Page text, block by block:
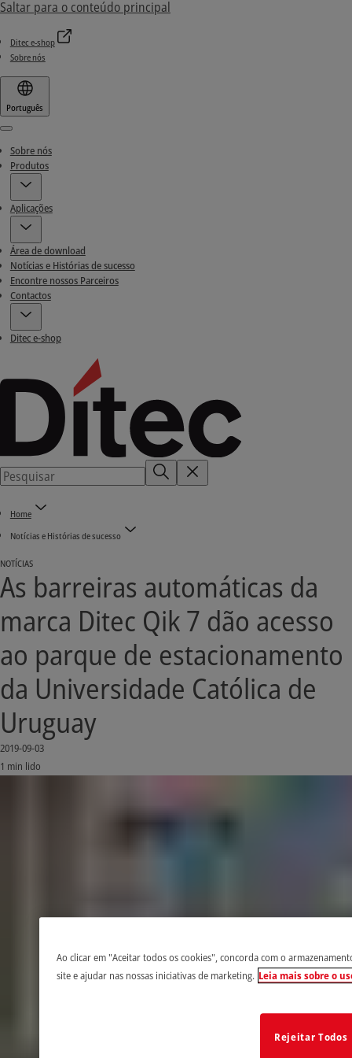
Saltar para o conteúdo principal
Ditec e-shop
Sobre nós
Português
Menu
Sobre nós
Produtos
Aplicações
Área de download
Notícias e Histórias de sucesso
Encontre nossos Parceiros
Contactos
Ditec e-shop
Home
Notícias e Histórias de sucesso
NOTÍCIAS
As barreiras automáticas da
marca Ditec Qik 7 dão acesso
ao parque de estacionamento
da Universidade Católica de
Uruguay
2019-09-03
1 min lido
Ao clicar em "Aceitar todos os cookies", concorda com o
site e ajudar nas nossas iniciativas de marketing. Leia mais sobre o
Rejeitar Todos